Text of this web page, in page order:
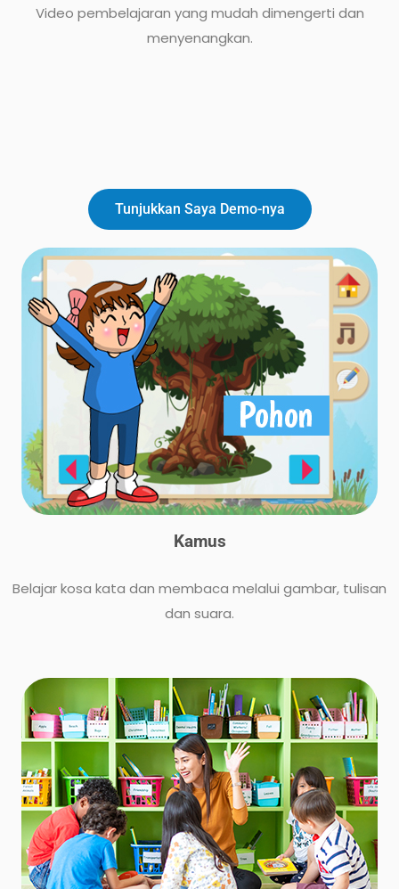
Video pembelajaran yang mudah dimengerti dan
menyenangkan.
Tunjukkan Saya Demo-nya
Kamus
Belajar kosa kata dan membaca melalui gambar, tulisan
dan suara.